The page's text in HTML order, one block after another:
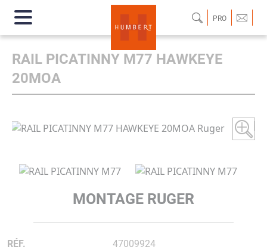
PRO
RAIL PICATINNY M77 HAWKEYE
20MOA
MONTAGE RUGER
RÉF.
47009924